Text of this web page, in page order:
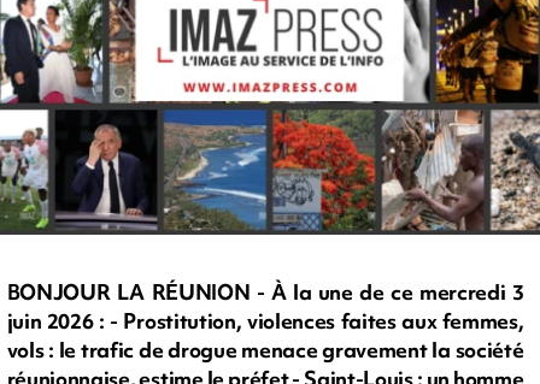
BONJOUR LA RÉUNION - À la une de ce mercredi 3
juin 2026 : - Prostitution, violences faites aux femmes,
vols : le trafic de drogue menace gravement la société